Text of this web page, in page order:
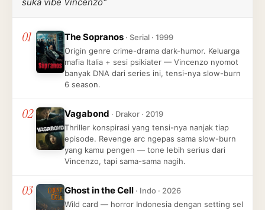
01 The Sopranos · Serial · 1999
Origin genre crime-drama dark-humor. Keluarga
mafia Italia + sesi psikiater — Vincenzo nyomot
banyak DNA dari series ini, tensi-nya slow-burn
6 season.
02 Vagabond · Drakor · 2019
Thriller konspirasi yang tensi-nya nanjak tiap
episode. Revenge arc ngepas sama slow-burn
yang kamu pengen — tone lebih serius dari
Vincenzo, tapi sama-sama nagih.
03 Ghost in the Cell · Indo · 2026
Wild card — horror Indonesia dengan setting sel